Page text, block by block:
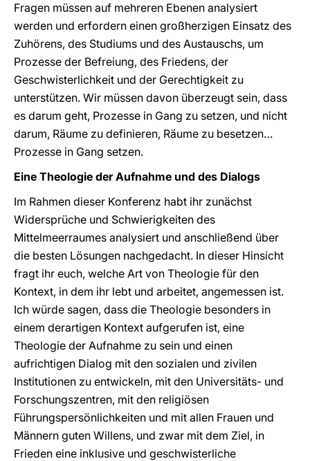
Fragen müssen auf mehreren Ebenen analysiert
werden und erfordern einen großherzigen Einsatz des
Zuhörens, des Studiums und des Austauschs, um
Prozesse der Befreiung, des Friedens, der
Geschwisterlichkeit und der Gerechtigkeit zu
unterstützen. Wir müssen davon überzeugt sein, dass
es darum geht, Prozesse in Gang zu setzen, und nicht
darum, Räume zu definieren, Räume zu besetzen…
Prozesse in Gang setzen.
Eine Theologie der Aufnahme und des Dialogs
Im Rahmen dieser Konferenz habt ihr zunächst
Widersprüche und Schwierigkeiten des
Mittelmeerraumes analysiert und anschließend über
die besten Lösungen nachgedacht. In dieser Hinsicht
fragt ihr euch, welche Art von Theologie für den
Kontext, in dem ihr lebt und arbeitet, angemessen ist.
Ich würde sagen, dass die Theologie besonders in
einem derartigen Kontext aufgerufen ist, eine
Theologie der Aufnahme zu sein und einen
aufrichtigen Dialog mit den sozialen und zivilen
Institutionen zu entwickeln, mit den Universitäts- und
Forschungszentren, mit den religiösen
Führungspersönlichkeiten und mit allen Frauen und
Männern guten Willens, und zwar mit dem Ziel, in
Frieden eine inklusive und geschwisterliche